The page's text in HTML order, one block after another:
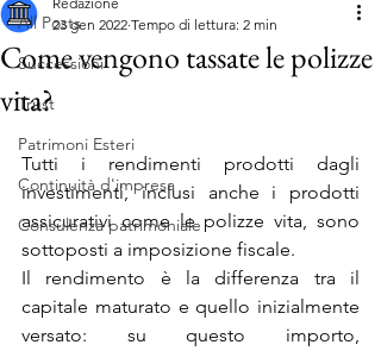
All Posts
Successioni
Trust
Patrimoni Esteri
Continuità d'impresa
Consulenza patrimoniale
Come vengono tassate le polizze
vita?
23 gen 2022 Tempo di lettura: 2 min
Tutti i rendimenti prodotti dagli
investimenti, inclusi anche i prodotti
assicurativi come le polizze vita, sono
sottoposti a imposizione fiscale.
Il rendimento è la differenza tra il
capitale maturato e quello inizialmente
versato: su questo importo,